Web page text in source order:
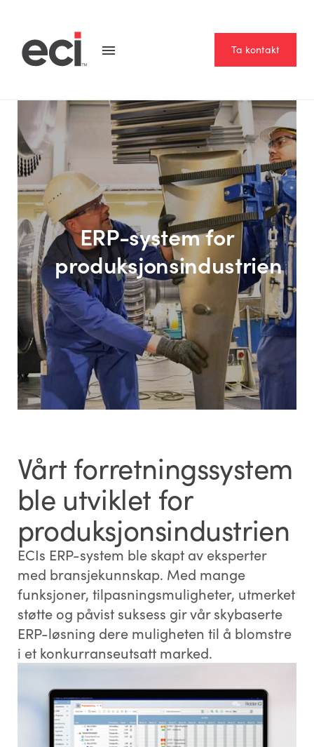
Ta kontakt
ERP-system for
produksjonsindustrien
Vårt forretningssystem
ble utviklet for
produksjonsindustrien
ECIs ERP-system ble skapt av eksperter
med bransjekunnskap. Med mange
funksjoner, tilpasningsmuligheter, utmerket
støtte og påvist suksess gir vår skybaserte
ERP-løsning dere muligheten til å blomstre
i et konkurranseutsatt marked.